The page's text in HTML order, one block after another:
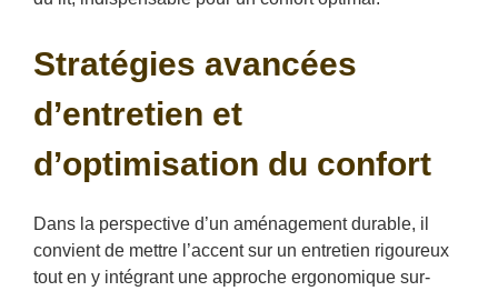
Stratégies avancées
d’entretien et
d’optimisation du confort
Dans la perspective d’un aménagement durable, il
convient de mettre l’accent sur un entretien rigoureux
tout en y intégrant une approche ergonomique sur-